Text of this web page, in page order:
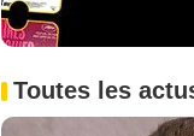
Toutes les